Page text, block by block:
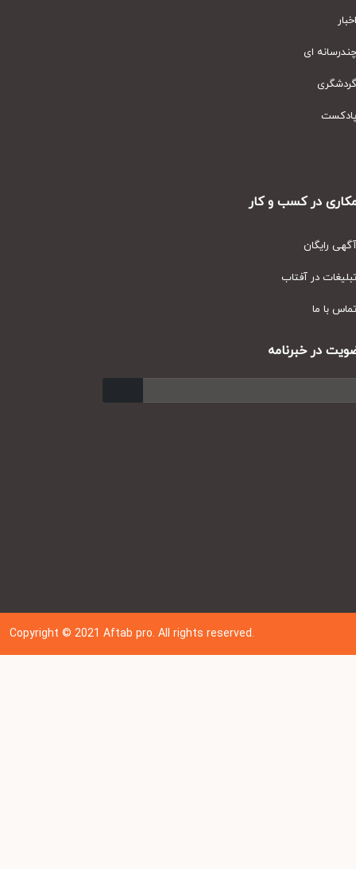
ای
در کسب و کار
رایگان
در آفتاب
با ما
در خبرنامه
Copyright © 202 1Aftab pro. All rights reserved.